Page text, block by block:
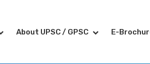
About UPSC / GPSC E-